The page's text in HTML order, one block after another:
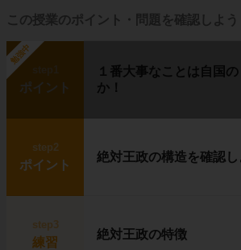
この授業のポイント・問題を確認しよう
勉強中
ポイント
１番大事なことは自国の
か！
step2
ポイント
絶対王政の構造を確認し
step3
練習
絶対王政の特徴